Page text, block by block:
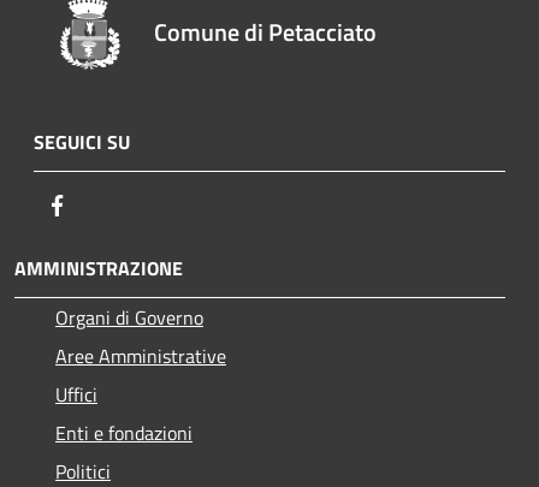
Comune di Petacciato
SEGUICI SU
AMMINISTRAZIONE
Organi di Governo
Aree Amministrative
Uffici
Enti e fondazioni
Politici